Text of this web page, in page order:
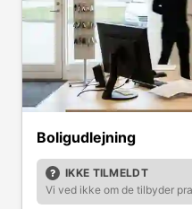
Boligudlejning
IKKE TILMELDT
Vi ved ikke om de tilbyder